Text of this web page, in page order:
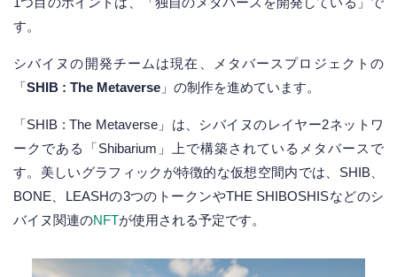
す。
シバイヌの開発チームは現在、メタバースプロジェクトの
「SHIB : The Metaverse 」の制作を進めています。
「SHIB : The Metaverse」は、シバイヌのレイヤー2ネットワ
ークである「Shibarium」上で構築されているメタバースで
す。美しいグラフィックが特徴的な仮想空間内では、SHIB、
BONE、LEASHの3つのトークンやTHE SHIBOSHISなどのシ
バイヌ関連のNFTが使用される予定です。